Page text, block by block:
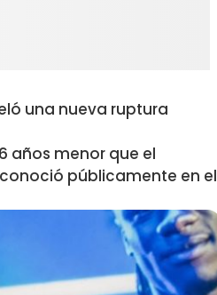
una nueva ruptura
años menor que el
públicamente en el